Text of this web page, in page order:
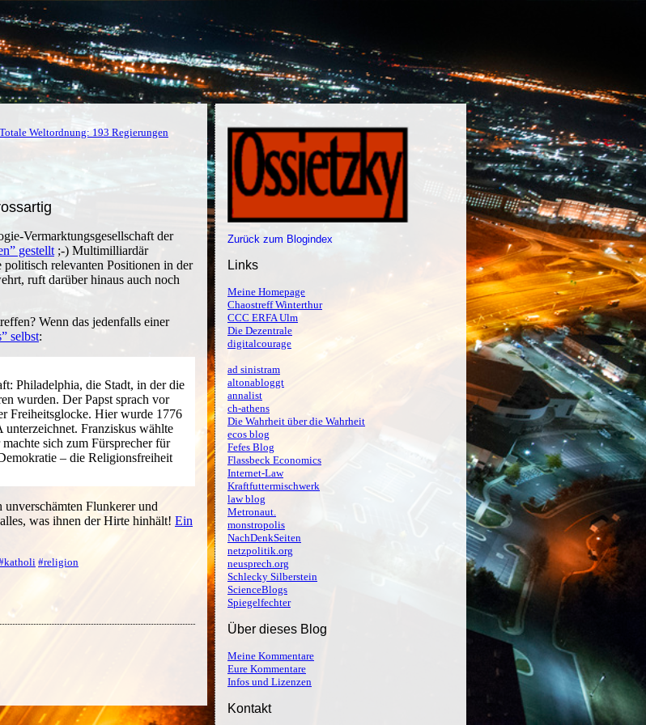
Zurück zum Blogindex
Links
Meine Homepage
Chaostreff Winterthur
CCC ERFA Ulm
Die Dezentrale
digitalcourage
ad sinistram
altonabloggt
annalist
ch-athens
Die Wahrheit über die Wahrheit
ecos blog
Fefes Blog
Flassbeck Economics
Internet-Law
Kraftfuttermischwerk
law blog
Metronaut.
monstropolis
NachDenkSeiten
netzpolitik.org
neusprech.org
Schlecky Silberstein
ScienceBlogs
Spiegelfechter
Über dieses Blog
Meine Kommentare
Eure Kommentare
Infos und Lizenzen
Kontakt
Totale Weltordnung: 193 Regierungen
Vermarktungsgesellschaft der
gestellt ;-) Multimilliardär
relevanten Positionen in der
ruft darüber hinaus auch noch
Wenn das jedenfalls einer
selbst:
Philadelphia, die Stadt, in der die
wurden. Der Papst sprach vor
Freiheitsglocke. Hier wurde 1776
Franziskus wählte
sich zum Fürsprecher für
– die Religionsfreiheit
Flunkerer und
was ihnen der Hirte hinhält! Ein
#religion